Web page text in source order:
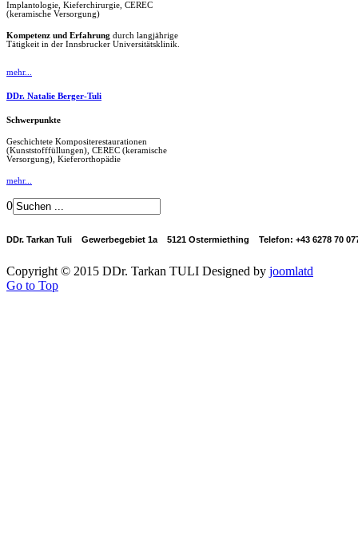
Implantologie, Kieferchirurgie, CEREC
(keramische Versorgung)
Kompetenz und Erfahrung durch langjährige
Tätigkeit in der Innsbrucker Universitätsklinik.
mehr...
DDr. Natalie Berger-Tuli
Schwerpunkte
Geschichtete Kompositerestaurationen
(Kunststofffüllungen), CEREC (keramische
Versorgung), Kieferorthopädie
mehr...
0
DDr. Tarkan Tuli Gewerbegebiet 1a 5121 Ostermiething Telefon: +43 6278 70
Copyright © 2015 DDr. Tarkan TULI Designed by joomlatd
Go to Top